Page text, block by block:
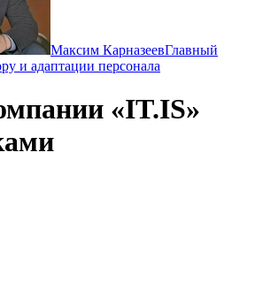
Максим КарназеевГлавный
и адаптации персонала
«IT.IS»